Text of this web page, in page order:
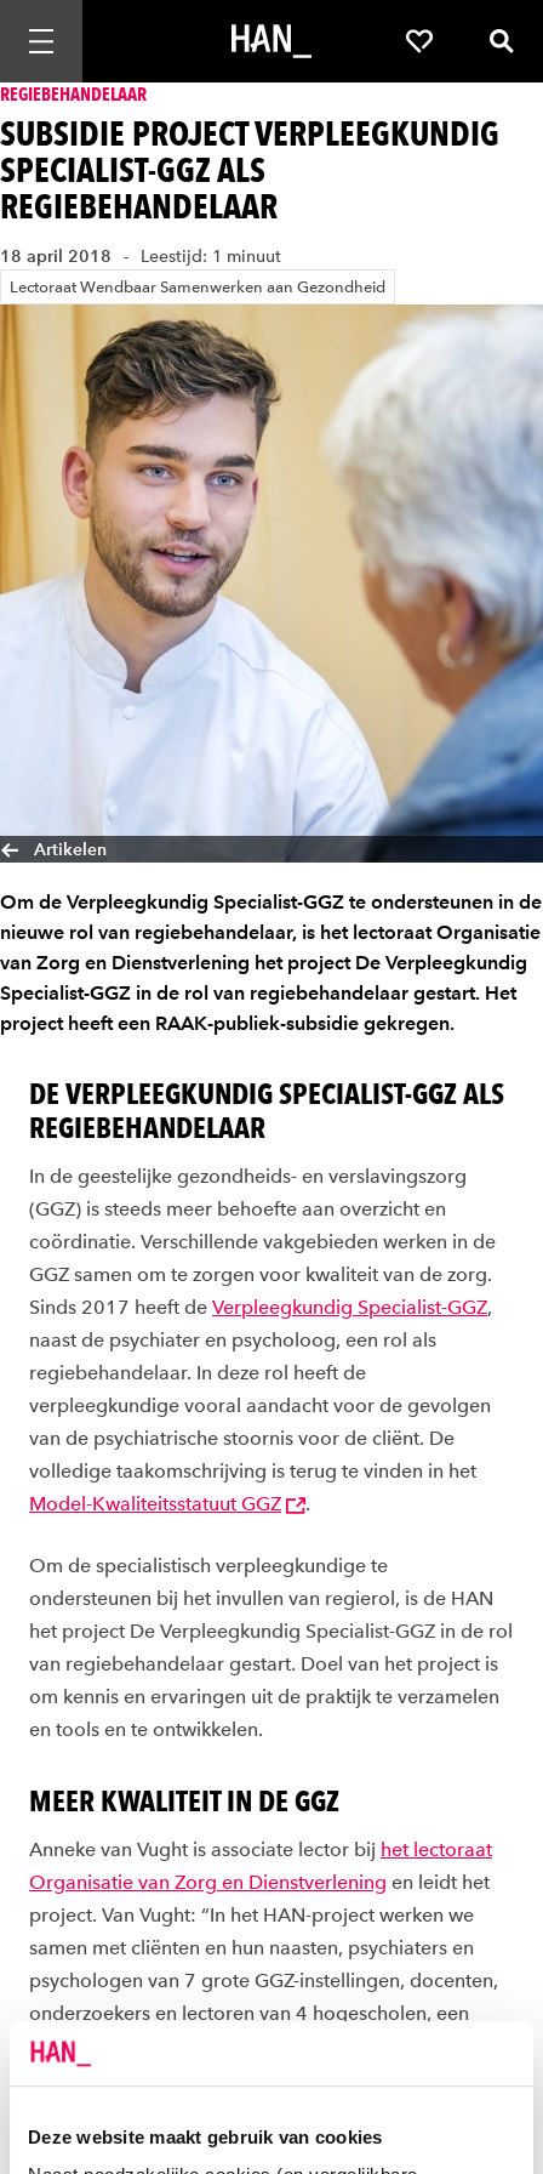
Deze website maakt gebruik van cookies
Mobiele navigatie openen Favorieten
REGIEBEHANDELAAR
SUBSIDIE PROJECT VERPLEEGKUNDIG
SPECIALIST-GGZ ALS
REGIEBEHANDELAAR
18 april 2018 Leestijd: 1 minuut
Lectoraat Wendbaar Samenwerken aan Gezondheid
Artikelen
Om de Verpleegkundig Specialist-GGZ te ondersteunen in de
nieuwe rol van regiebehandelaar, is het lectoraat Organisatie
van Zorg en Dienstverlening het project De Verpleegkundig
Specialist-GGZ in de rol van regiebehandelaar gestart. Het
project heeft een RAAK-publiek-subsidie gekregen.
DE VERPLEEGKUNDIG SPECIALIST-GGZ ALS
REGIEBEHANDELAAR
In de geestelijke gezondheids- en verslavingszorg
(GGZ) is steeds meer behoefte aan overzicht en
coördinatie. Verschillende vakgebieden werken in de
GGZ samen om te zorgen voor kwaliteit van de zorg.
Sinds 2017 heeft de Verpleegkundig Specialist-GGZ,
naast de psychiater en psycholoog, een rol als
regiebehandelaar. In deze rol heeft de
verpleegkundige vooral aandacht voor de gevolgen
van de psychiatrische stoornis voor de cliënt. De
volledige taakomschrijving is terug te vinden in het
Model-Kwaliteitsstatuut GGZ
.
Om de specialistisch verpleegkundige te
ondersteunen bij het invullen van regierol, is de HAN
het project De Verpleegkundig Specialist-GGZ in de rol
van regiebehandelaar gestart. Doel van het project is
om kennis en ervaringen uit de praktijk te verzamelen
en tools en te ontwikkelen.
MEER KWALITEIT IN DE GGZ
Anneke van Vught is associate lector bij het lectoraat
Organisatie van Zorg en Dienstverlening en leidt het
project. Van Vught: “In het HAN-project werken we
samen met cliënten en hun naasten, psychiaters en
psychologen van 7 grote GGZ-instellingen, docenten,
onderzoekers en lectoren van 4 hogescholen, een
hoogleraar verplegingswetenschap en verschillende
werkveld. Bijdragen aan het effectief functioneren van